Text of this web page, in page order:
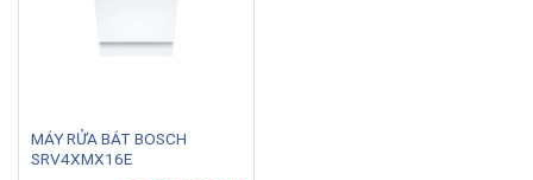
MÁY RỬA BÁT BOSCH
SRV4XMX16E